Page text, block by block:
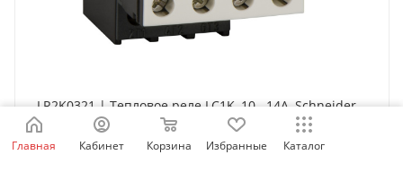
LR2K0321 | Тепловое реле LC1K, 10...14A, Schneider
Electric
Нет в наличии
Главная Кабинет Корзина Избранные Каталог